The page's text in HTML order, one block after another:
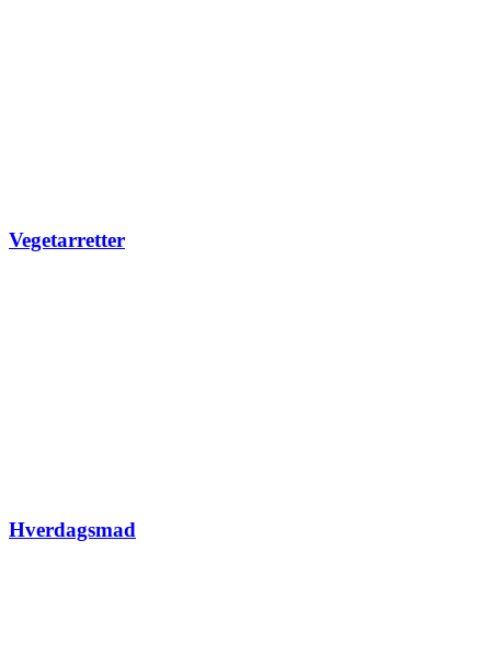
Vegetarretter
Hverdagsmad